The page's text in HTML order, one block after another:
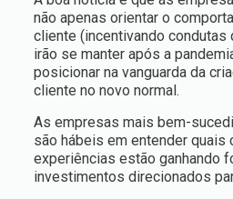
não apenas orientar o
cliente (incentivando condutas
irão se manter após a
posicionar na vanguarda da
cliente no novo normal.
As empresas mais bem-
são hábeis em entender quais
experiências estão ganhando
investimentos direcionados